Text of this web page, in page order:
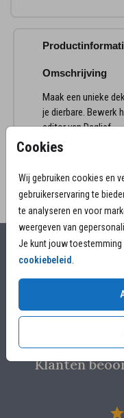
Cookies
Wij gebruiken cookies en
gebruikerservaring te
te analyseren en voor
weergeven van
Je kunt jouw
cookiebeleid.
Omschrijving
Maak een unieke
je dierbare. Bewerk
editor van Daglief.
Voor 17.00
Klanten